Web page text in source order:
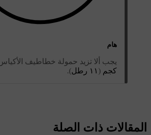
هام
يجب ألا تزيد حمولة خطاطيف
كجم ( ١١ رطل ).
المقالات ذات الصلة